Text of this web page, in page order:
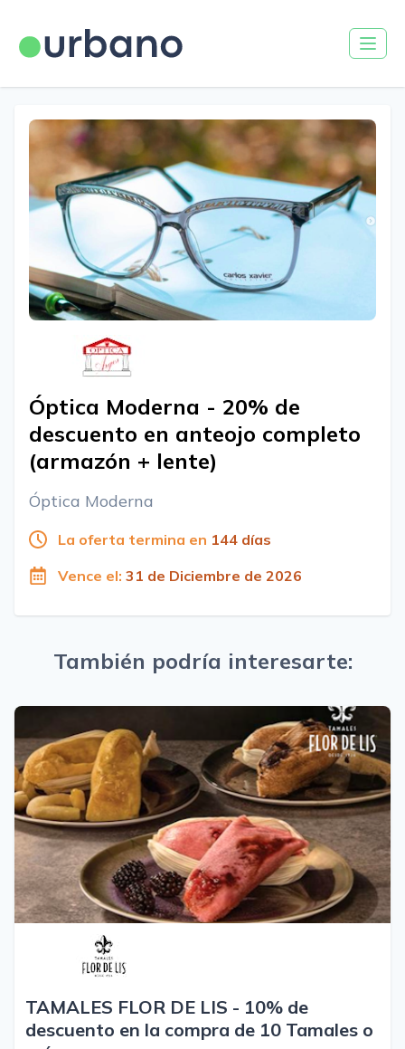
Óptica Moderna - 20% de
descuento en anteojo completo
(armazón + lente)
Óptica Moderna
La oferta termina en 144 días
Vence el: 31 de Diciembre de 2026
También podría interesarte:
TAMALES FLOR DE LIS - 10% de
descuento en la compra de 10 Tamales o